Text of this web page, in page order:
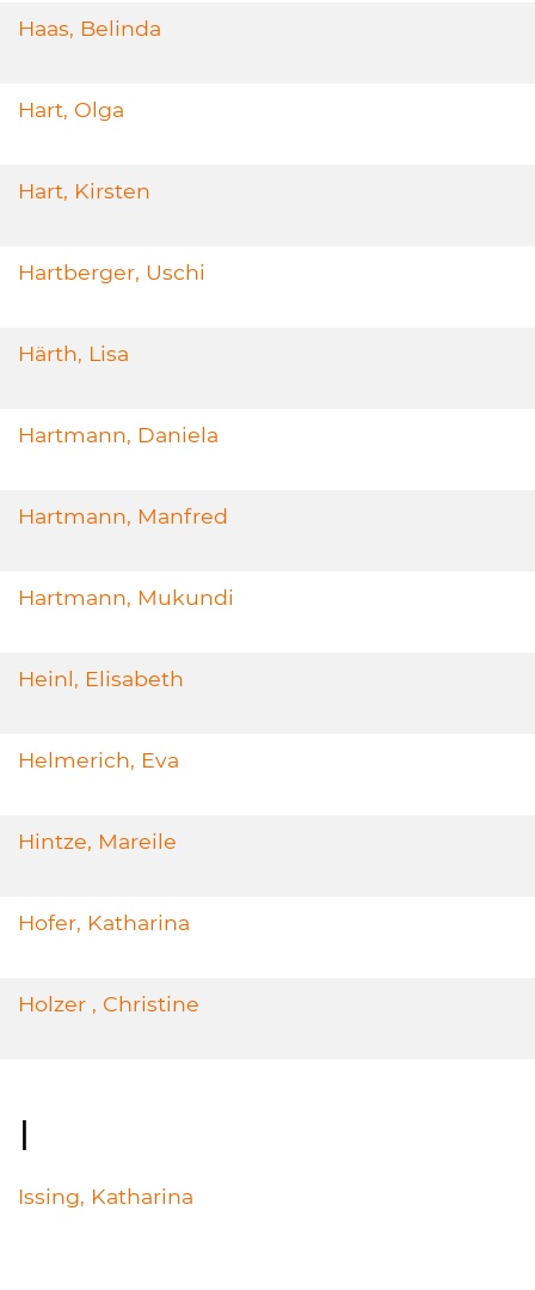
Haas, Belinda
Hart, Olga
Hart, Kirsten
Hartberger, Uschi
Härth, Lisa
Hartmann, Daniela
Hartmann, Manfred
Hartmann, Mukundi
Heinl, Elisabeth
Helmerich, Eva
Hintze, Mareile
Hofer, Katharina
Holzer , Christine
I
Issing, Katharina